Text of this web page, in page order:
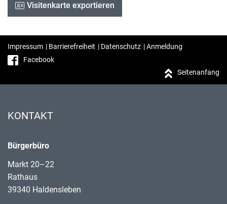
Visitenkarte exportieren
Impressum | Barrierefreiheit | Datenschutz |Anmeldung
Facebook
Seitenanfang
KONTAKT
Bürgerbüro
Markt 20–22
Rathaus
39340 Haldensleben